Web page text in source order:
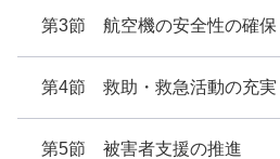
第3節 航空機の安全性の確保
第4節 救助・救急活動の充実
第5節 被害者支援の推進